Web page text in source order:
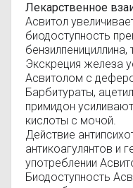
Лекарственное
Асвитол
биодоступность
бензилпенициллина,
Экскреция железа
Асвитолом с
Барбитураты,
примидон
кислоты с мочой.
Действие
антикоагулянтов и
употреблении
Биодоступность